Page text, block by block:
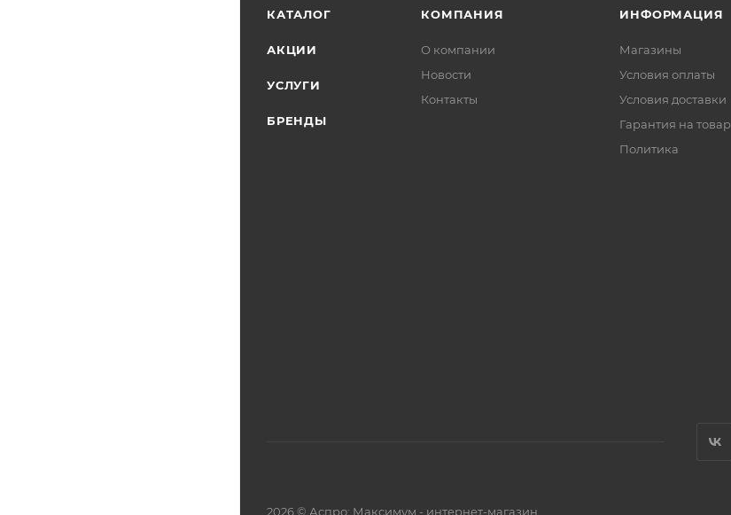
КАТАЛОГ
АКЦИИ
УСЛУГИ
БРЕНДЫ
КОМПАНИЯ
О компании
Новости
Контакты
ИНФОРМАЦИЯ
Магазины
Условия оплаты
Условия доставки
Гарантия на товар
Политика
2026 © Аспро: Максимум - интернет-магазин